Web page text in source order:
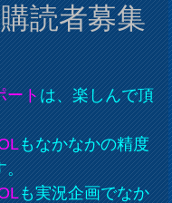
読者募集
ートは、楽しんで頂
もなかなかの精度
。
も実況企画でなか